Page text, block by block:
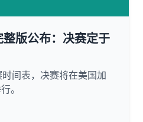
版公布：决赛定于
间表，决赛将在美国加
。